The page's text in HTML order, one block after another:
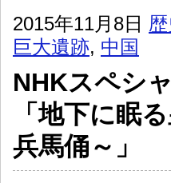
2015年11月8日
巨大遺跡, 中国
NHKスペシ
「地下に眠
兵馬俑～」